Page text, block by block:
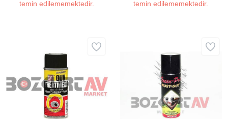
temin edilememektedir.
temin edilememektedir.